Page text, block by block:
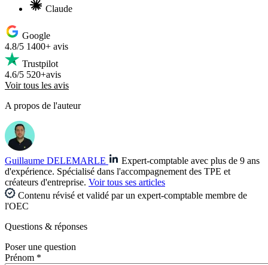
Claude
Google
4.8/5 1400+ avis
Trustpilot
4.6/5 520+avis
Voir tous les avis
A propos de l'auteur
Guillaume DELEMARLE
Expert-comptable avec plus de 9 ans
d'expérience. Spécialisé dans l'accompagnement des TPE et
créateurs d'entreprise. Voir tous ses articles
Contenu révisé et validé par un expert-comptable membre de
l'OEC
Questions & réponses
Poser une question
Prénom *